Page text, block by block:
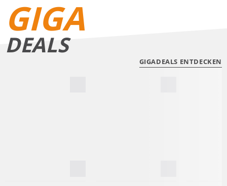
GIGA
DEALS
GIGADEALS ENTDECKEN